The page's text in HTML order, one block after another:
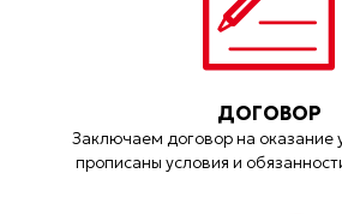
ДОГОВОР
Заключаем договор на оказание
прописаны условия и